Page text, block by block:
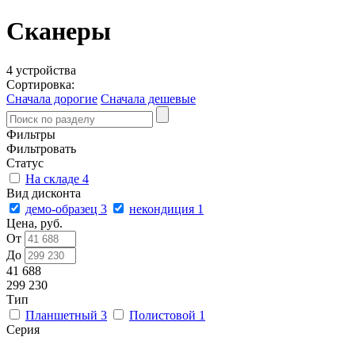
Сканеры
4 устройства
Сортировка:
Сначала дорогие Сначала дешевые
Фильтры
Фильтровать
Статус
На складе 4
Вид дисконта
демо-образец 3 некондиция 1
Цена, руб.
От
До
41 688
299 230
Тип
Планшетный 3 Полистовой 1
Серия